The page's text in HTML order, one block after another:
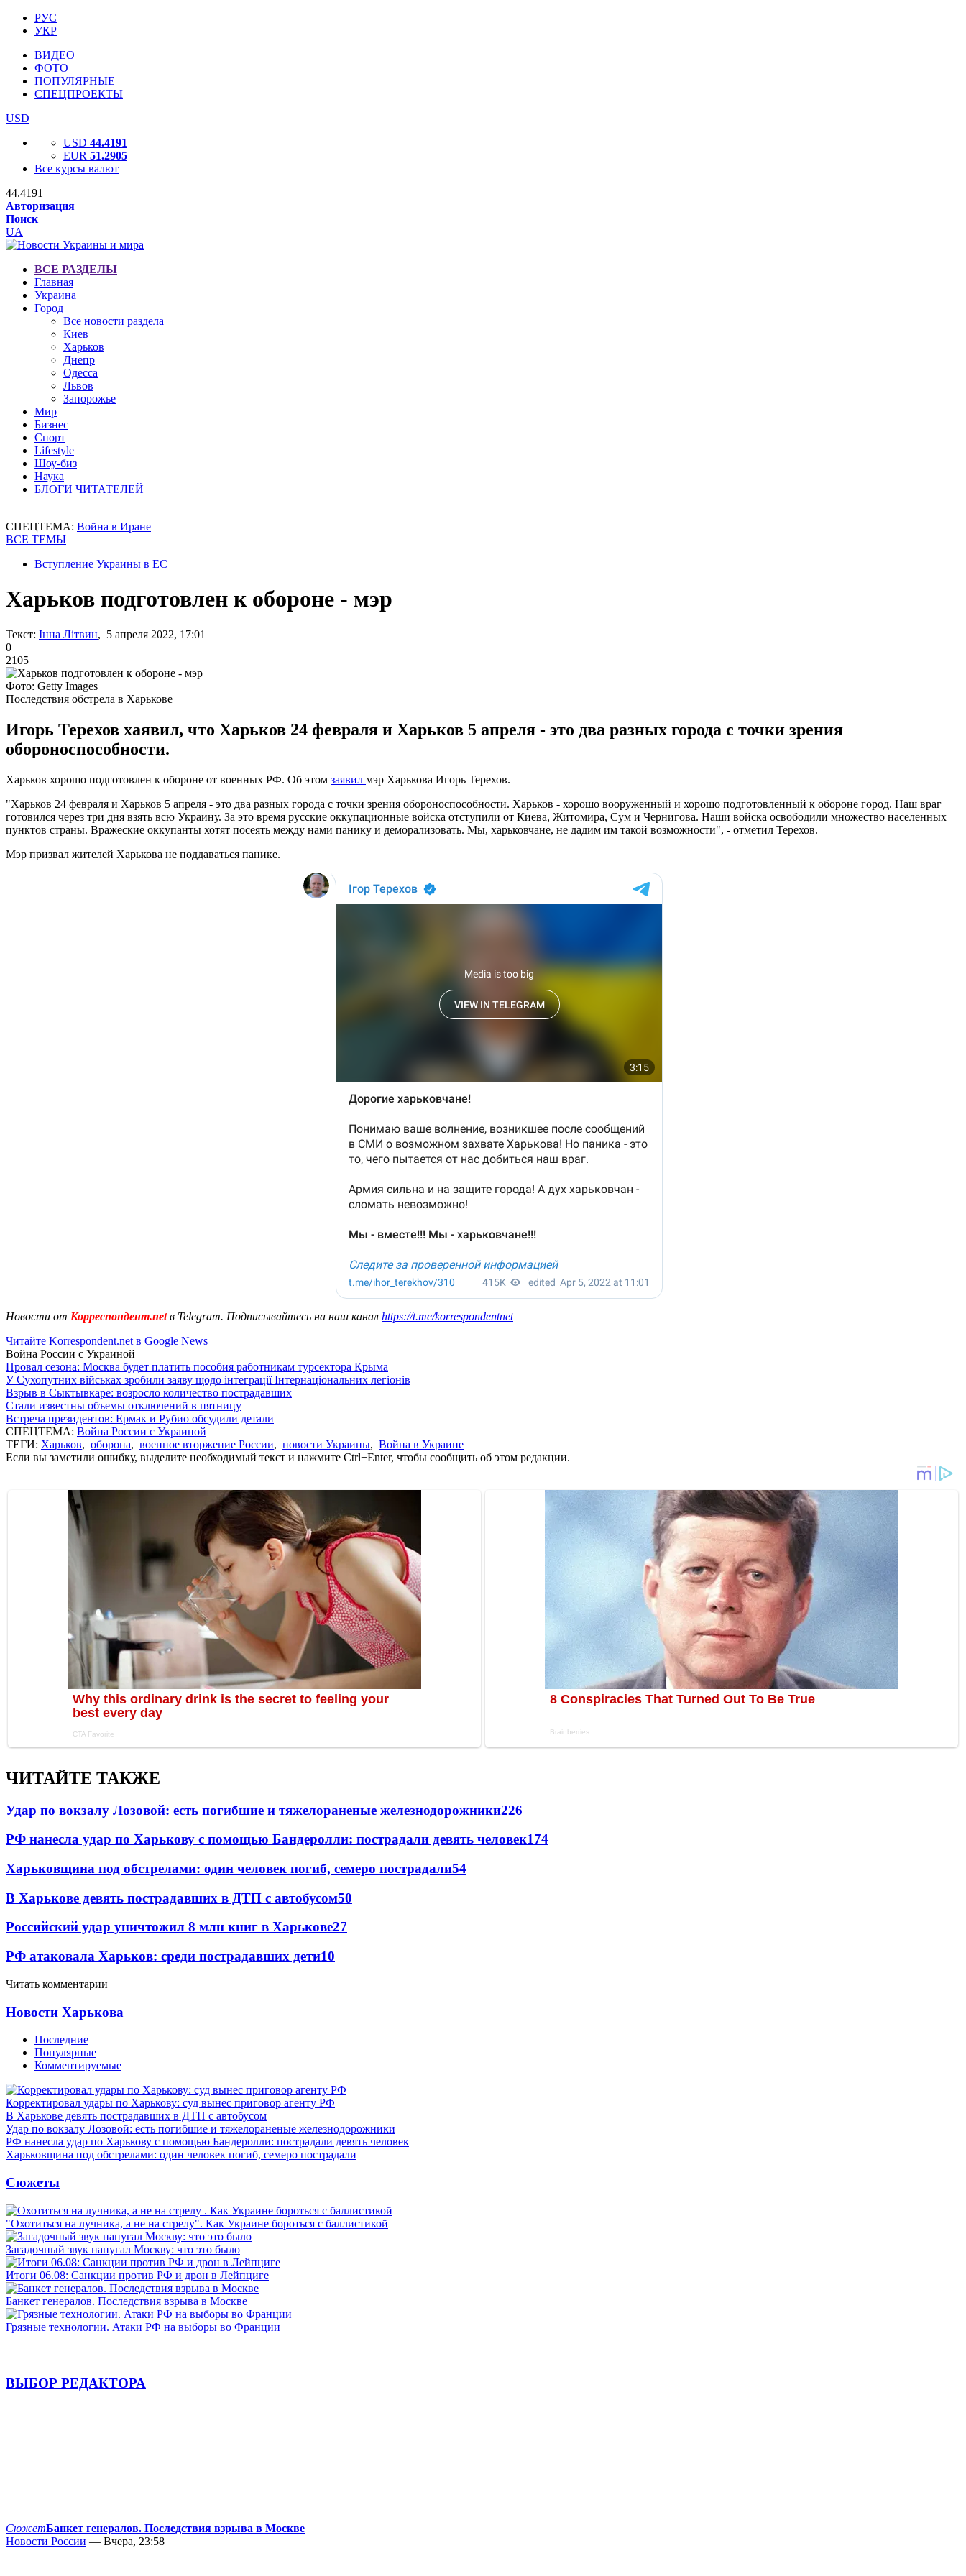
РУС
УКР
ВИДЕО
ФОТО
ПОПУЛЯРНЫЕ
СПЕЦПРОЕКТЫ
USD
USD 44.4191
EUR 51.2905
Все курсы валют
44.4191
Авторизация
Поиск
UA
ВСЕ РАЗДЕЛЫ
Главная
Украина
Город
Все новости раздела
Киев
Харьков
Днепр
Одесса
Львов
Запорожье
Мир
Бизнес
Спорт
Lifestyle
Шоу-биз
Наука
БЛОГИ ЧИТАТЕЛЕЙ
СПЕЦТЕМА: Война в Иране
ВСЕ ТЕМЫ
Вступление Украины в ЕС
Харьков подготовлен к обороне - мэр
Текст: Інна Літвин, 5 апреля 2022, 17:01
0
2105
Фото: Getty Images
Последствия обстрела в Харькове
Игорь Терехов хаявил, что Харьков 24 февраля и Харьков 5 апреля - это два разных города с точки зрения
обороноспособности.
Харьков хорошо подготовлен к обороне от военных РФ. Об этом заявил мэр Харькова Игорь Терехов.
"Харьков 24 февраля и Харьков 5 апреля - это два разных города с точки зрения обороноспособности. Харьков - хорошо вооруженный и хорошо подготовленный к обороне город. Наш враг
готовился через три дня взять всю Украину. За это время русские оккупационные войска отступили от Киева, Житомира, Сум и Чернигова. Наши войска освободили множество населенных
пунктов страны. Вражеские оккупанты хотят посеять между нами панику и деморализовать. Мы, харьковчане, не дадим им такой возможности", - отметил Терехов.
Мэр призвал жителей Харькова не поддаваться панике.
Новости от Корреспондент.netв Telegram. Подписывайтесь на наш канал https://t.me/korrespondentnet
Читайте Korrespondent.net в Google News
Война России с Украиной
Провал сезона: Москва будет платить пособия работникам турсектора Крыма
У Сухопутних військах зробили заяву щодо інтеграції Інтернаціональних легіонів
Взрыв в Сыктывкаре: возросло количество пострадавших
Стали известны объемы отключений в пятницу
Встреча президентов: Ермак и Рубио обсудили детали
СПЕЦТЕМА: Война России с Украиной
ТЕГИ: Харьков, оборона, военное вторжение России, новости Украины, Война в Украине
Если вы заметили ошибку, выделите необходимый текст и нажмите Ctrl+Enter, чтобы сообщить об этом редакции.
ЧИТАЙТЕ ТАКЖЕ
Удар по вокзалу Лозовой: есть погибшие и тяжелораненые железнодорожники226
РФ нанесла удар по Харькову с помощью Бандеролли: пострадали девять человек174
Харьковщина под обстрелами: один человек погиб, семеро пострадали54
В Харькове девять пострадавших в ДТП с автобусом50
Российский удар уничтожил 8 млн книг в Харькове27
РФ атаковала Харьков: среди пострадавших дети10
Читать комментарии
Новости Харькова
Последние
Популярные
Комментируемые
Корректировал удары по Харькову: суд вынес приговор агенту РФ
В Харькове девять пострадавших в ДТП с автобусом
Удар по вокзалу Лозовой: есть погибшие и тяжелораненые железнодорожники
РФ нанесла удар по Харькову с помощью Бандеролли: пострадали девять человек
Харьковщина под обстрелами: один человек погиб, семеро пострадали
Сюжеты
"Охотиться на лучника, а не на стрелу". Как Украине бороться с баллистикой
Загадочный звук напугал Москву: что это было
Итоги 06.08: Санкции против РФ и дрон в Лейпциге
Банкет генералов. Последствия взрыва в Москве
Грязные технологии. Атаки РФ на выборы во Франции
ВЫБОР РЕДАКТОРА
СюжетБанкет генералов. Последствия взрыва в Москве
Новости России — Вчера, 23:58